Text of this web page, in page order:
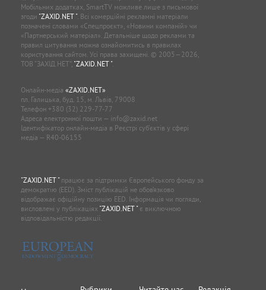
Мобільних додатках, SmartTV можливе лише з письмової
згоди "ZAXID.NET ". Всі комерційні рекламні матеріали
позначені словами «Спецпроєкт», «Новини компаній» чи
«Партнерський матеріал». Детальніше щодо реклами та
правил цитування можна ознайомитись в правилах
користування сайтом. Усі права захищені. © 2005—2026,
ТОВ “ЗАХІД.НЕТ”, "ZAXID.NET ".
Онлайн-медіа «ZAXID.NET»
пл. Галицька, буд. 15, м. Львів, 79008
Телефон +380 (32) 229-77-77
Адреса електронної пошти — info@zaxid.net
Ідентифікатор онлайн-медіа в Реєстрі суб'єктів у сфері
медіа — R40-06155
"ZAXID.NET "працює за підтримки Європейського фонду за
демократію (EED). Зміст публікацій не обов’язково
відображає офіційну позицію EED. Інформація чи погляди,
висловлені у публікаціях "ZAXID.NET "є виключною
відповідальністю редакції.